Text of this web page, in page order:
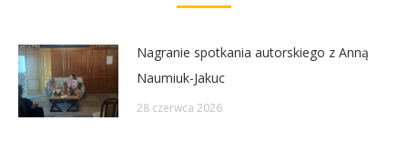
Nagranie spotkania autorskiego z Anną
Naumiuk-Jakuc
28 czerwca 2026